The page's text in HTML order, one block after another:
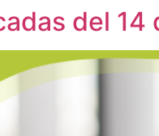
del